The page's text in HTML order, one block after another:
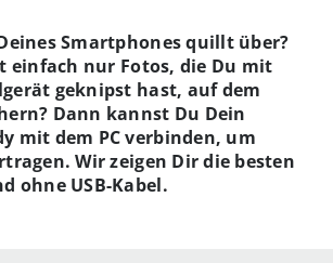
Smartphones quillt über?
einfach nur Fotos, die Du mit
geknipst hast, auf dem
Dann kannst Du Dein
mit dem PC verbinden, um
Wir zeigen Dir die besten
ohne USB-Kabel.